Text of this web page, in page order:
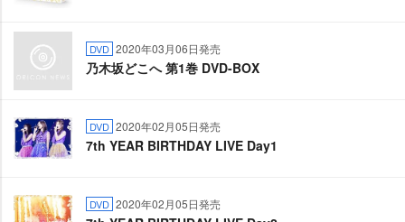
DVD 2020年03月06日発売
乃木坂どこへ 第1巻 DVD-BOX
DVD 2020年02月05日発売
7th YEAR BIRTHDAY LIVE Day1
DVD 2020年02月05日発売